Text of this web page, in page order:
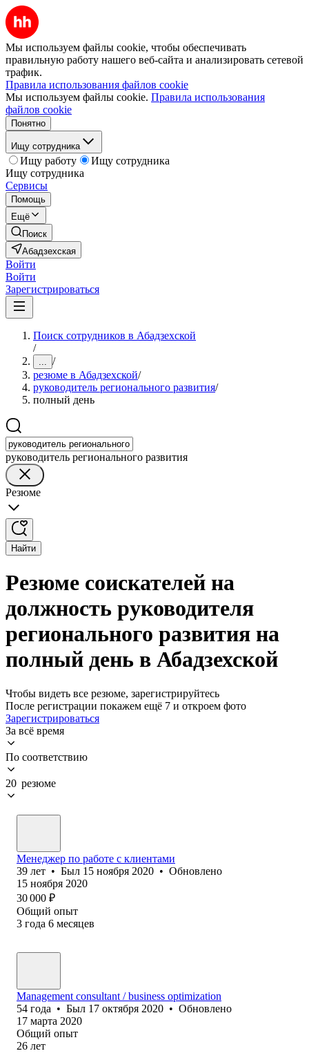
Мы используем файлы cookie, чтобы обеспечивать
правильную работу нашего веб-сайта и анализировать сетевой
трафик.
Правила использования файлов cookie
Мы используем файлы cookie. Правила использования
файлов cookie
Понятно
Ищу сотрудника
Ищу работу
Ищу сотрудника
Ищу сотрудника
Сервисы
Помощь
Ещё
Поиск
Абадзехская
Войти
Войти
Зарегистрироваться
Поиск сотрудников в Абадзехской
/
... /
резюме в Абадзехской/
руководитель регионального развития/
полный день
руководитель регионального развития
Резюме
Найти
Резюме соискателей на
должность руководителя
регионального развития на
полный день в Абадзехской
Чтобы видеть все резюме, зарегистрируйтесь
После регистрации покажем ещё 7 и откроем фото
Зарегистрироваться
За всё время
По соответствию
20 резюме
Менеджер по работе с клиентами
39 лет • Был 15 ноября 2020 • Обновлено
15 ноября 2020
30 000 ₽
Общий опыт
3 года 6 месяцев
Management consultant / business optimization
54 года • Был 17 октября 2020 • Обновлено
17 марта 2020
Общий опыт
26 лет